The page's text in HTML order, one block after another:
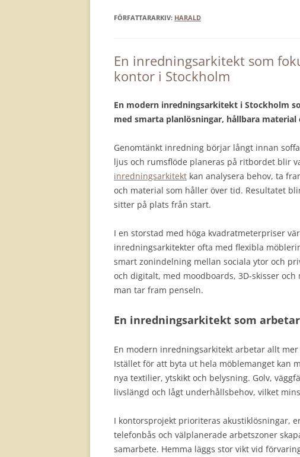
FÖRFATTARARKIV: HARALD
En inredningsarkitekt som
kontor i Stockholm
En modern inredningsarkitekt i Stockholm
med smarta planlösningar, hållbara material
Genomtänkt inredning börjar långt innan
ljus och rumsflöde planeras på ritbordet blir
inredningsarkitekt kan analysera behov, ta
och material som håller över tid. Resultatet
sitter på plats från start.
I en storstad med höga kvadratmeterpriser
inredningsarkitekter ofta med flexibla
smart zonindelning mellan sociala ytor och
och digitalt, med moodboards, 3D-skisser
man tar fram penseln.
En inredningsarkitekt som
En modern inredningsarkitekt arbetar allt
Istället för att byta ut hela möblemanget kan
nya textilier, ytskikt och belysning. Golv,
livslängd och lågt underhållsbehov, vilket
I kontorsprojekt prioriteras akustiklösningar,
telefonbås och välplanerade arbetszoner
samarbete. Hemma läggs stor vikt vid